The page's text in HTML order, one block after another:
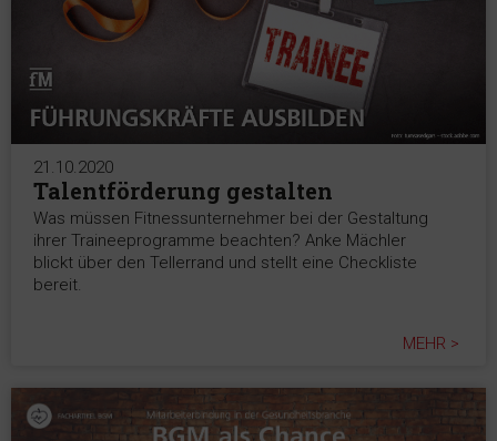
21.10.2020
Talentförderung gestalten
Was müssen Fitnessunternehmer bei der Gestaltung
ihrer Traineeprogramme beachten? Anke Mächler
blickt über den Tellerrand und stellt eine Checkliste
bereit.
MEHR >